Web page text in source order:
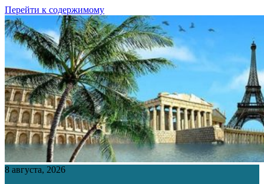
Перейти к содержимому
8 августа, 2026